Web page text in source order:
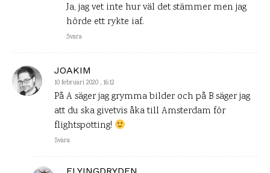
Ja, jag vet inte hur väl det stämmer men jag
hörde ett rykte iaf.
Svara
JOAKIM
10 februari 2020 , 16:12
På A säger jag grymma bilder och på B säger jag
att du ska givetvis åka till Amsterdam för
flightspotting!
Svara